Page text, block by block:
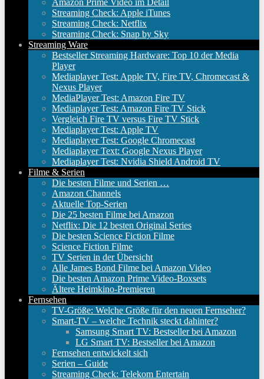
Amazon Prime Video im Detail
Streaming Check: Apple iTunes
Streaming Check: Netflix
Streaming Check: Snap by Sky
Streaming Ware
Bestseller Streaming Hardware: Top 10 der Media
Player
Mediaplayer Test: Apple TV, Fire TV, Chromecast &
Nexus Player
MediaPlayer Test: Amazon Fire TV
Mediaplayer Test: Amazon Fire TV Stick
Vergleich Fire TV versus Fire TV Stick
Mediaplayer Test: Apple TV
Mediaplayer Test: Google Chromecast
Mediaplayer Text: Google Nexus Player
Mediaplayer Test: Nvidia Shield Android TV
Filme & Serien
Die besten Filme und Serien …
Amazon Channels
Aktuelle Top-Serien
Die 25 besten Filme bei Amazon
Netflix: Die 12 besten Original Series
Die besten Science Fiction Filme
Science Fiction Filme
TV Serien in der Übersicht
Alle James Bond Filme bei Amazon Video
Die besten Amazon Prime Video-Boxsets
Ältere Heimkino-Premieren
Fernsehen
TV-Größe: Welche Größe für den neuen Fernseher?
Smart-TV – welche Technik steckt dahinter?
Samsung Smart TV: Bestseller bei Amazon
LG Smart TV: Bestseller bei Amazon
Fernsehen entwickelt sich
Serien – Guide
Streaming Check: Telekom Entertain